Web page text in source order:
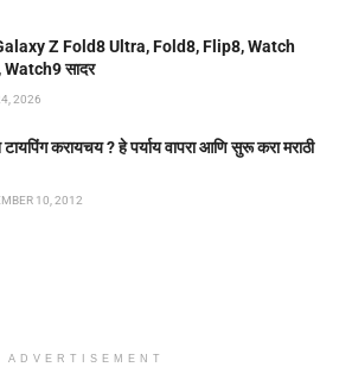
Z Fold8 Ultra, Fold8, Flip8, Watch
सादर
2026
टायपिंग करायचय ? हे पर्याय वापरा आणि सुरू करा मराठी
10, 2012
ADVERTISEMENT